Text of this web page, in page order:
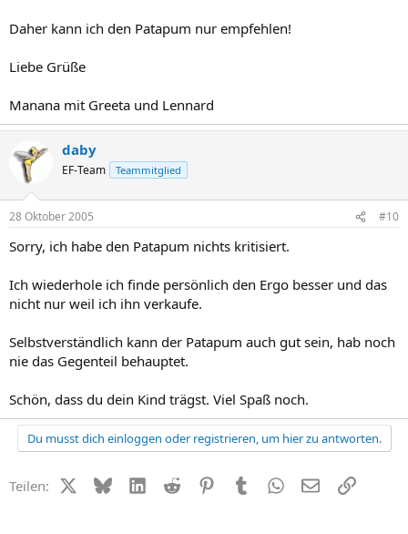
Daher kann ich den Patapum nur empfehlen!
Liebe Grüße
Manana mit Greeta und Lennard
daby
EF-Team Teammitglied
28 Oktober 2005 #10
Sorry, ich habe den Patapum nichts kritisiert.
Ich wiederhole ich finde persönlich den Ergo besser und das
nicht nur weil ich ihn verkaufe.
Selbstverständlich kann der Patapum auch gut sein, hab noch
nie das Gegenteil behauptet.
Schön, dass du dein Kind trägst. Viel Spaß noch.
Du musst dich einloggen oder registrieren, um hier zu antworten.
Teilen: X (Twitter)
BlueskyLinkedIn
Reddit PinterestTumblr WhatsApp
E-MailLink